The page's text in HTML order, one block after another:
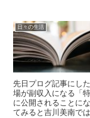
日々の生活
先日プログ記事にし
場が副収入になる「
に公開されることに
てみると吉川美南で